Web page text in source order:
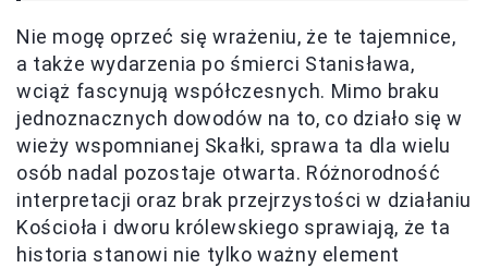
Nie mogę oprzeć się wrażeniu, że te tajemnice,
a także wydarzenia po śmierci Stanisława,
wciąż fascynują współczesnych. Mimo braku
jednoznacznych dowodów na to, co działo się w
wieży wspomnianej Skałki, sprawa ta dla wielu
osób nadal pozostaje otwarta. Różnorodność
interpretacji oraz brak przejrzystości w działaniu
Kościoła i dworu królewskiego sprawiają, że ta
historia stanowi nie tylko ważny element